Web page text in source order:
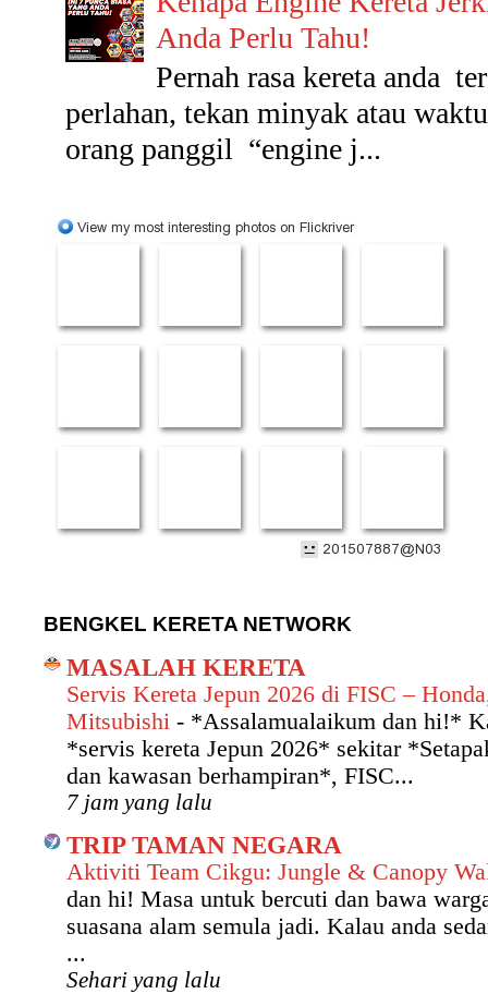
Anda Perlu Tahu!
Pernah rasa kereta anda
perlahan, tekan minyak atau
orang panggil “engine j...
BENGKEL KERETA NETWORK
MASALAH KERETA
Servis Kereta Jepun 2026 di FISC –
Mitsubishi - *Assalamualaikum dan hi!*
*servis kereta Jepun 2026* sekitar
dan kawasan berhampiran*, FISC...
7 jam yang lalu
TRIP TAMAN NEGARA
Aktiviti Team Cikgu: Jungle & Canopy
dan hi! Masa untuk bercuti dan bawa
suasana alam semula jadi. Kalau anda
...
Sehari yang lalu